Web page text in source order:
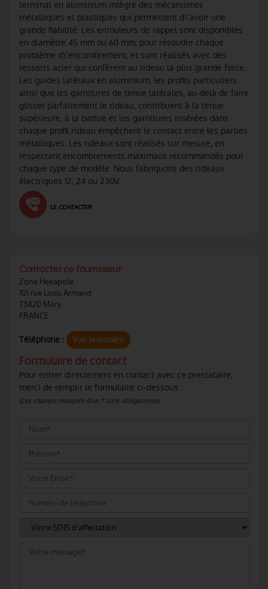
terminal en aluminium intègre des mécanismes
métalliques et plastiques qui permettent d\'avoir une
grande fiabilité. Les enrouleurs de rappel sont disponibles
en diamètre 45 mm ou 60 mm, pour résoudre chaque
problème d\'encombrement, et sont réalisés avec des
ressorts acier qui confèrent au rideau la plus grande force.
Les guides latéraux en aluminium, les profils particuliers
ainsi que les garnitures de tenue latérales, au-delà de faire
glisser parfaitement le rideau, contribuent à la tenue
supérieure, à la battue et les garnitures insérées dans
chaque profil rideau empêchent le contact entre les parties
métalliques. Les rideaux sont réalisés sur mesure, en
respectant encombrements maximaux recommandés pour
chaque type de modèle. Nous fabriquons des rideaux
électriques 12, 24 ou 230V.
LE CONTACTER
Contacter ce fournisseur
Zone Hexapole
101 rue Louis Armand
73420 Méry
FRANCE
Téléphone : Voir le numéro
Formulaire de contact
Pour entrer directement en contact avec ce prestataire,
merci de remplir le formulaire ci-dessous :
(Les champs marqués d'un * sont obligatoires)